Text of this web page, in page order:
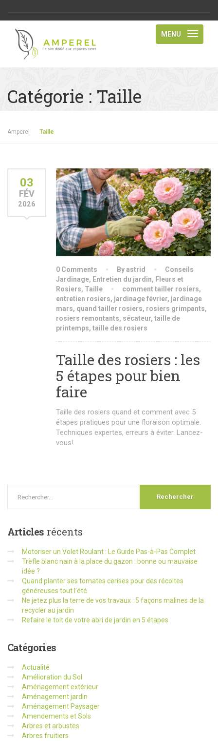
MENU
Catégorie : Taille
Amperel Taille
03
FÉV
2026
0 Comments By astrid
Conseils
Jardinage, Entretien du jardin, Fleurs et
Rosiers, Taille comment tailler rosiers,
entretien rosiers, jardinage février, jardinage
mars, quand tailler rosiers, rosiers grimpants,
rosiers remontants, sécateur, taille de
printemps, taille des rosiers
Taille des rosiers : les
5 étapes pour bien
faire
Taille des rosiers quand et comment avec 5
étapes pratiques pour une floraison optimale.
Techniques expertes, erreurs à éviter. Lancez-
vous!
Articles récents
Motoriser un Volet Roulant : Le Guide Pas-à-Pas Complet
Trèfle blanc nain à la place du gazon : bonne ou mauvaise
idée ?
Quand planter ses tomates cerises pour des récoltes
généreuses tout l’été
Ne jetez plus la terre de vos travaux : 5 façons malines de la
recycler au jardin
Refaire le toit de votre abri de jardin en 5 étapes
Catégories
Actualité
Amélioration du Sol
Aménagement extérieur
Aménagement jardin
Aménagement Paysager
Amendements et Sols
Arbres et arbustes
Arbres fruitiers